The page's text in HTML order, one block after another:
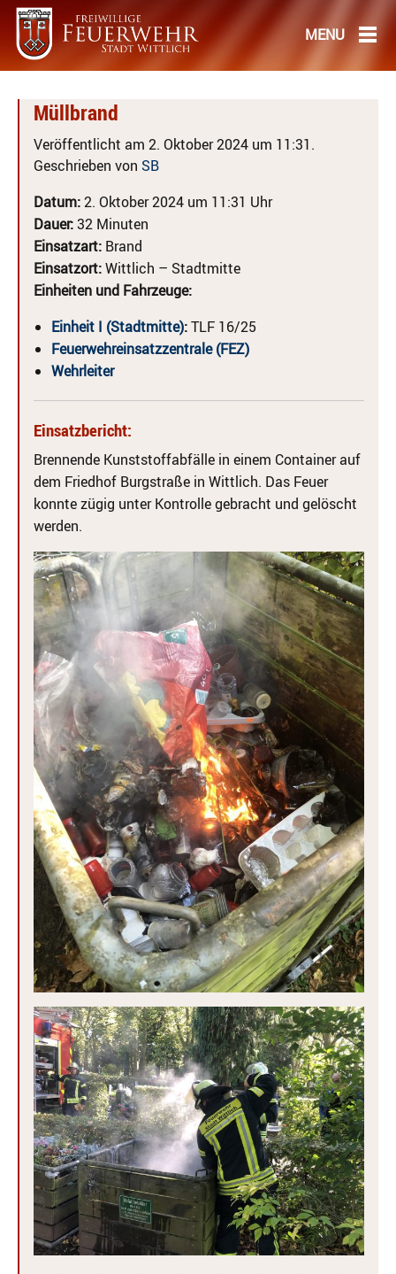
Müllbrand
Veröffentlicht am 2. Oktober 2024 um 11:31.
Geschrieben von SB
Datum:2. Oktober 2024 um 11:31 Uhr
Dauer:32 Minuten
Einsatzart: Brand
Einsatzort:Wittlich – Stadtmitte
Einheiten und Fahrzeuge:
Einheit I (Stadtmitte):TLF 16/25
Feuerwehreinsatzzentrale (FEZ)
Wehrleiter
Einsatzbericht:
Brennende Kunststoffabfälle in einem Container auf
dem Friedhof Burgstraße in Wittlich. Das Feuer
konnte zügig unter Kontrolle gebracht und gelöscht
werden.